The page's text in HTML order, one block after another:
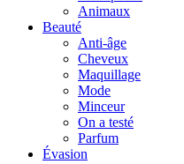
Animaux
Beauté
Anti-âge
Cheveux
Maquillage
Mode
Minceur
On a testé
Parfum
Évasion